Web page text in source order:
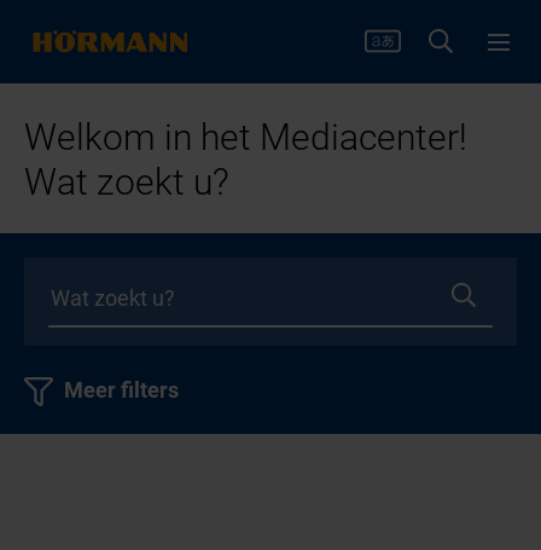
Welkom in het Mediacenter!
Wat zoekt u?
Meer filters